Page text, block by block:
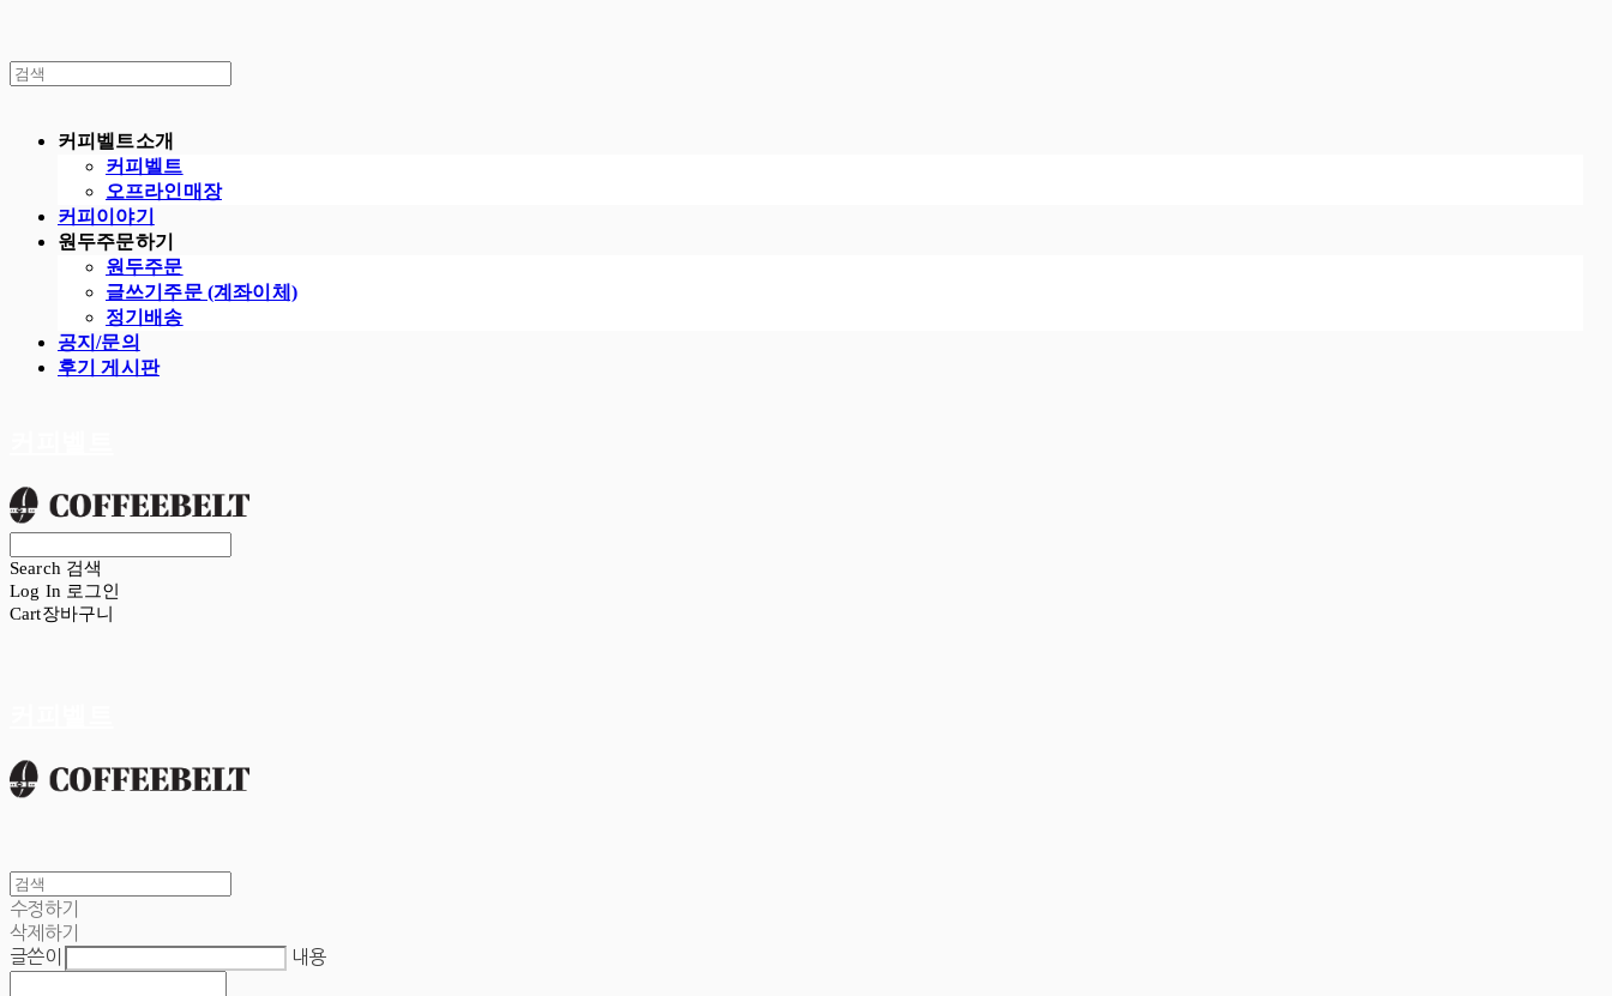
커피벨트소개
커피벨트
오프라인매장
커피이야기
원두주문하기
원두주문
글쓰기주문 (계좌이체)
정기배송
공지/문의
후기 게시판
Search 검색
Log In 로그인
Cart장바구니
수정하기
삭제하기
글쓴이
내용